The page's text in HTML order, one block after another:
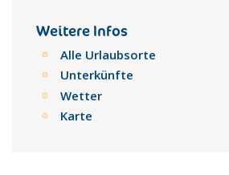
Weitere Infos
Alle Urlaubsorte
Unterkünfte
Wetter
Karte